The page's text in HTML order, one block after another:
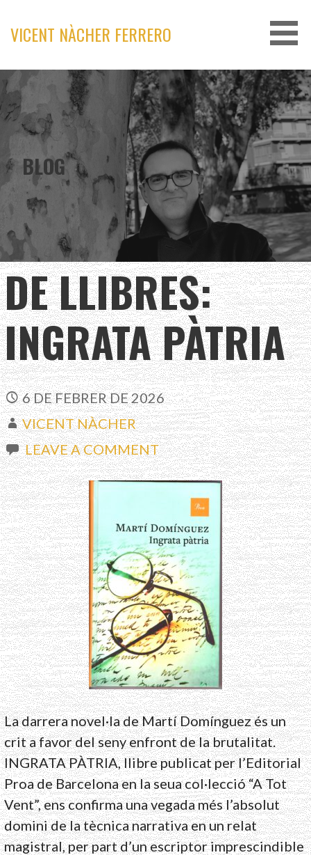
content
VICENT NÀCHER FERRERO
BLOG
DE LLIBRES:
INGRATA PÀTRIA
6 DE FEBRER DE 2026
VICENT NÀCHER
LEAVE A COMMENT
La darrera novel·la de Martí Domínguez és un
crit a favor del seny enfront de la brutalitat.
INGRATA PÀTRIA, llibre publicat per l’Editorial
Proa de Barcelona en la seua col·lecció “A Tot
Vent”, ens confirma una vegada més l’absolut
domini de la tècnica narrativa en un relat
magistral, per part d’un escriptor imprescindible